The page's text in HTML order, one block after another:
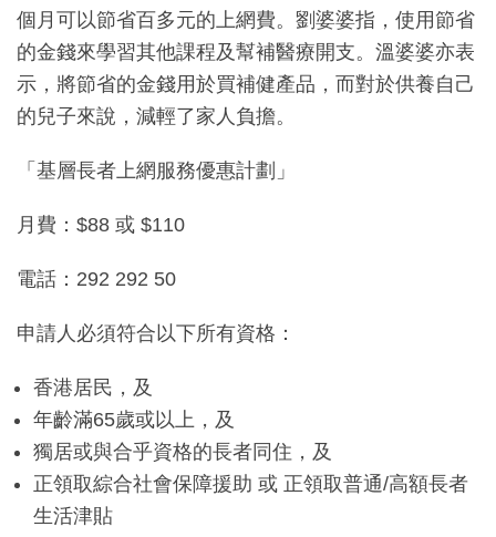
個月可以節省百多元的上網費。劉婆婆指，使用節省
的金錢來學習其他課程及幫補醫療開支。溫婆婆亦表
示，將節省的金錢用於買補健產品，而對於供養自己
的兒子來說，減輕了家人負擔。
「基層長者上網服務優惠計劃」
月費：$88 或 $110
電話：292 292 50
申請人必須符合以下所有資格：
香港居民，及
年齡滿65歲或以上，及
獨居或與合乎資格的長者同住，及
正領取綜合社會保障援助 或 正領取普通/高額長者
生活津貼